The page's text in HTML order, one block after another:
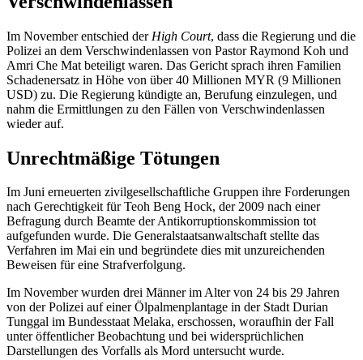
Im November entschied der High Court, dass die Regierung und die
Polizei an dem Verschwindenlassen von Pastor Raymond Koh und
Amri Che Mat beteiligt waren. Das Gericht sprach ihren Familien
Schadenersatz in Höhe von über 40 Millionen MYR (9 Millionen
USD) zu. Die Regierung kündigte an, Berufung einzulegen, und
nahm die Ermittlungen zu den Fällen von Verschwindenlassen
wieder auf.
Unrechtmäßige Tötungen
Im Juni erneuerten zivilgesellschaftliche Gruppen ihre Forderungen
nach Gerechtigkeit für Teoh Beng Hock, der 2009 nach einer
Befragung durch Beamte der Antikorruptionskommission tot
aufgefunden wurde. Die Generalstaatsanwaltschaft stellte das
Verfahren im Mai ein und begründete dies mit unzureichenden
Beweisen für eine Strafverfolgung.
Im November wurden drei Männer im Alter von 24 bis 29 Jahren
von der Polizei auf einer Ölpalmenplantage in der Stadt Durian
Tunggal im Bundesstaat Melaka, erschossen, woraufhin der Fall
unter öffentlicher Beobachtung und bei widersprüchlichen
Darstellungen des Vorfalls als Mord untersucht wurde.